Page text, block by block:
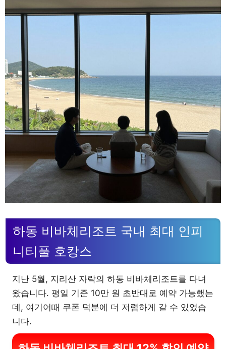
하동 비바체리조트 국내 최대 인피
니티풀 호캉스
지난 5월, 지리산 자락의 하동 비바체리조트를 다녀
왔습니다. 평일 기준 10만 원 초반대로 예약 가능했는
데, 여기어때 쿠폰 덕분에 더 저렴하게 갈 수 있었습
니다.